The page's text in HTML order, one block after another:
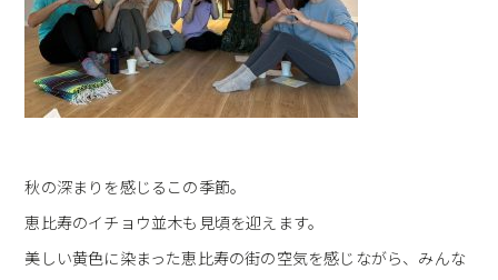
秋の深まりを感じるこの季節。
恵比寿のイチョウ並木も見頃を迎えます。
美しい黄色に染まった恵比寿の街の空気を感じながら、みんな